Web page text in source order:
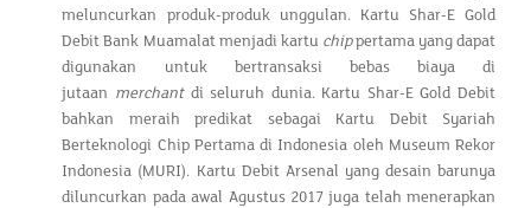
meluncurkan produk-produk unggulan. Kartu Shar-E Gold
Debit Bank Muamalat menjadi kartu chippertama yang dapat
digunakan untuk bertransaksi bebas biaya di
jutaan merchant di seluruh dunia. Kartu Shar-E Gold Debit
bahkan meraih predikat sebagai Kartu Debit Syariah
Berteknologi Chip Pertama di Indonesia oleh Museum Rekor
Indonesia (MURI). Kartu Debit Arsenal yang desain barunya
diluncurkan pada awal Agustus 2017 juga telah menerapkan